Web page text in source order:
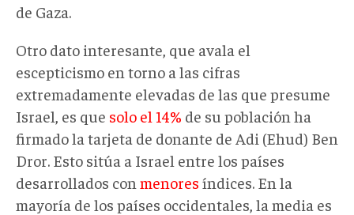
de Gaza.
Otro dato interesante, que avala el
escepticismo en torno a las cifras
extremadamente elevadas de las que presume
Israel, es que solo el 14% de su población ha
firmado la tarjeta de donante de Adi (Ehud) Ben
Dror. Esto sitúa a Israel entre los países
desarrollados con menores índices. En la
mayoría de los países occidentales, la media es